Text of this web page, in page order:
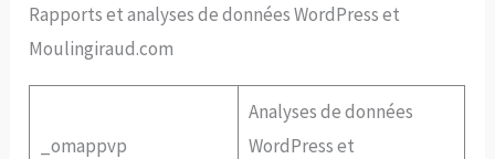
Rapports et analyses de données WordPress et
Moulingiraud.com
_omappvp
Analyses de données
WordPress et